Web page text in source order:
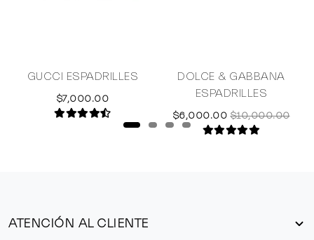
GUCCI ESPADRILLES
$7,000.00
DOLCE & GABBANA
ESPADRILLES
$6,000.00 $10,000.00
ATENCIÓN AL CLIENTE